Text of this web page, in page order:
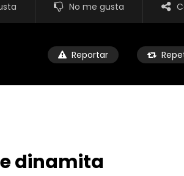
No me gusta
Reportar
dinamita